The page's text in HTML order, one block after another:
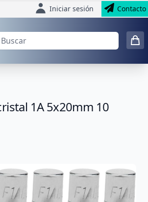
Iniciar sesión Contacto
1A 5x20mm 10